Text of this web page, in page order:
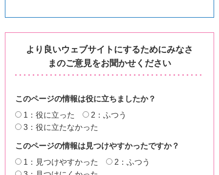
より良いウェブサイトにするためにみなさ
まのご意見をお聞かせください
このページの情報は役に立ちましたか？
1：役に立った
2：ふつう
3：役に立たなかった
このページの情報は見つけやすかったですか？
1：見つけやすかった
2：ふつう